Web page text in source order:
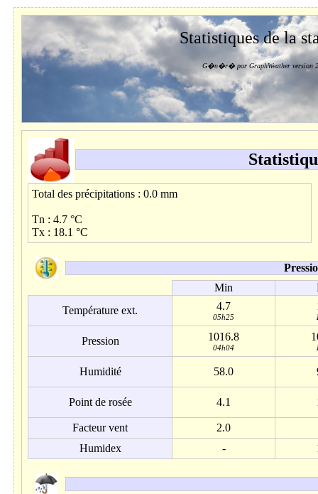
Statistiques de la
G�n�r� par GraphWeather version